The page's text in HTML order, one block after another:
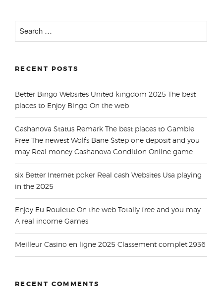
Search
RECENT POSTS
Better Bingo Websites United kingdom 2025 The best
places to Enjoy Bingo On the web
Cashanova Status Remark The best places to Gamble
Free The newest Wolfs Bane $step one deposit and you
may Real money Cashanova Condition Online game
six Better Internet poker Real cash Websites Usa playing
in the 2025
Enjoy Eu Roulette On the web Totally free and you may
A real income Games
Meilleur Casino en ligne 2025 Classement complet.2936
RECENT COMMENTS